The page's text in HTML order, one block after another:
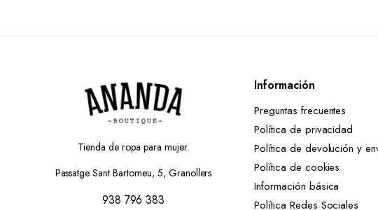
Tienda de ropa para mujer.
Passatge Sant Bartomeu, 5, Granollers
938 796 383
Información
Preguntas frecuentes
Política de privacidad
Política de devolución y
Política de cookies
Información básica
Política Redes Sociales